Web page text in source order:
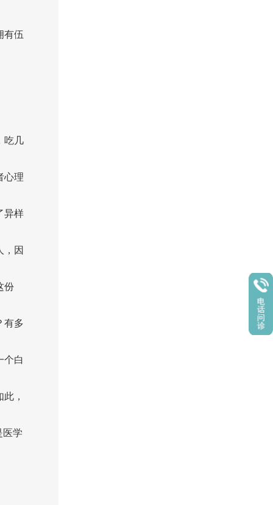
有伍
吃几
心理
异样
，因
份
有多
个白
，
医学